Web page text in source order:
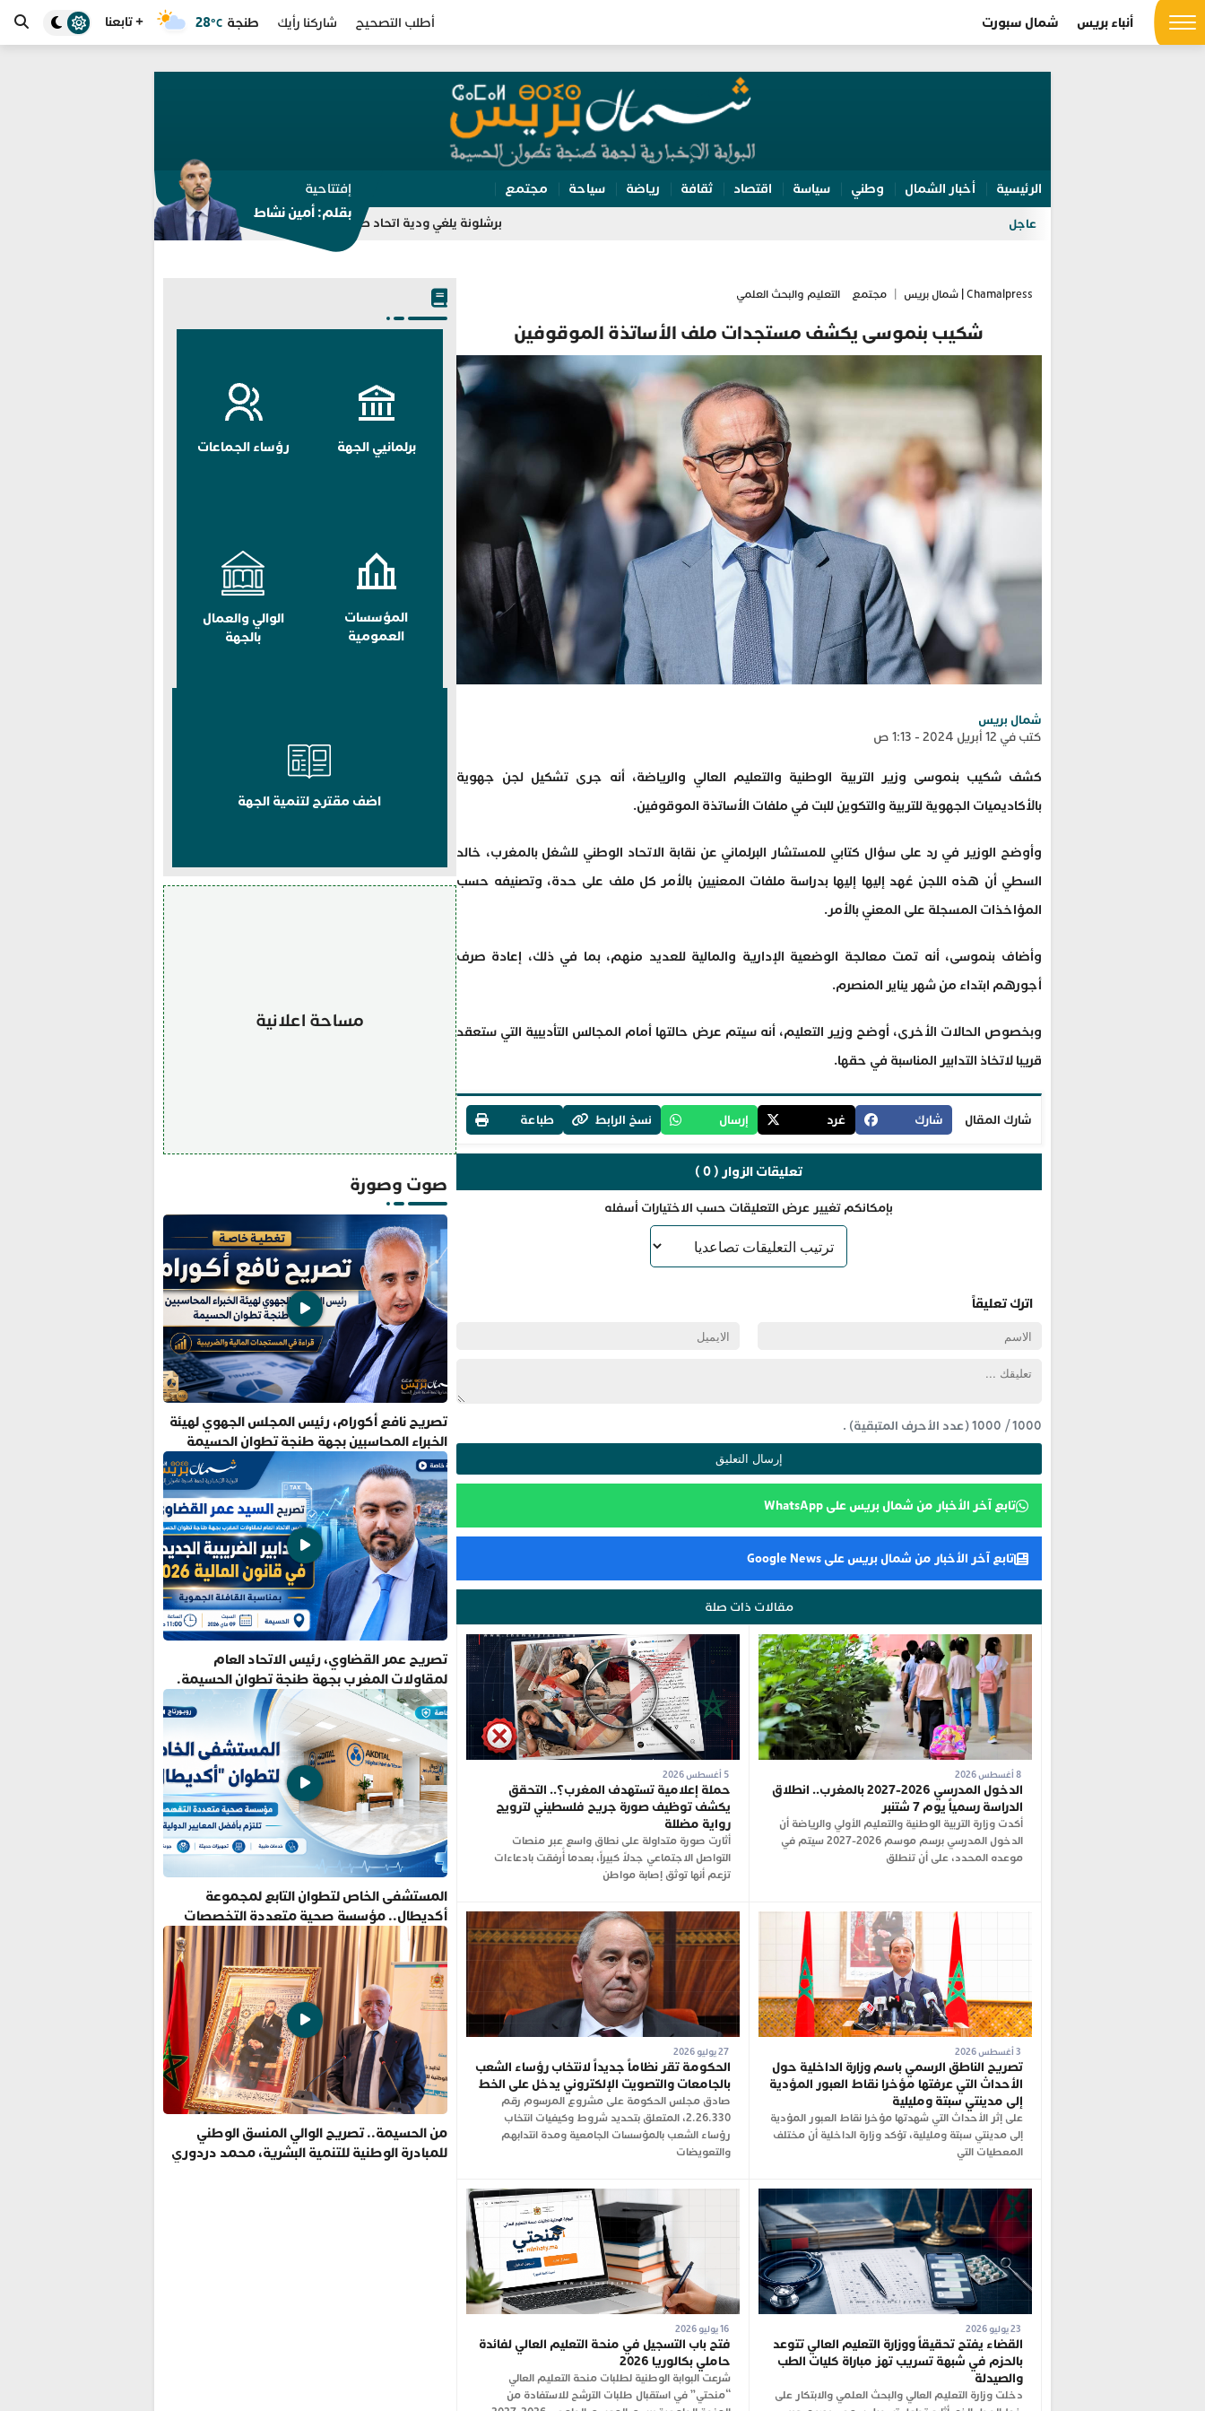
أنباء بريس شمال سبورت أطلب التصحيح شاركنا رأيك طنجة 28 °C + تابعنا
الرئيسية أخبار الشمال وطني سياسة اقتصاد ثقافة رياضة سياحة مجتمع
عاجل برشلونة يلغي ودية اتحاد طنجة.. تضارب بشأن الأسباب وفليك يبحث عن بديل
إفتتاحية
بقلم: أمين نشاط
Chamalpress | شمال بريس مجتمع التعليم والبحث العلمي
شكيب بنموسى يكشف مستجدات ملف الأساتذة الموقوفين
شمال بريس
كتب في 12 أبريل 2024 - 1:13 ص
كشف شكيب بنموسى وزير التربية الوطنية والتعليم العالي والرياضة، أنه جرى تشكيل لجن جهوية
بالأكاديميات الجهوية للتربية والتكوين للبت في ملفات الأساتذة الموقوفين.
وأوضح الوزير في رد على سؤال كتابي للمستشار البرلماني عن نقابة الاتحاد الوطني للشغل بالمغرب، خالد
السطي أن هذه اللجن عُهد إليها إليها بدراسة ملفات المعنيين بالأمر كل ملف على حدة، وتصنيفه حسب
المؤاخذات المسجلة على المعني بالأمر.
وأضاف بنموسى، أنه تمت معالجة الوضعية الإدارية والمالية للعديد منهم، بما في ذلك، إعادة صرف
أجورهم ابتداء من شهر يناير المنصرم.
وبخصوص الحالات الأخرى، أوضح وزير التعليم، أنه سيتم عرض حالتها أمام المجالس التأديبية التي ستعقد
قريبا لاتخاذ التدابير المناسبة في حقها.
شارك المقال شارك غرد إرسال نسخ الرابط طباعة
تعليقات الزوار ( 0 )
بإمكانكم تغيير عرض التعليقات حسب الاختيارات أسفله
اترك تعليقاً
1000
/
1000(عدد الأحرف المتبقية) .
تابع آخر الأخبار من شمال بريس على WhatsApp
تابع آخر الأخبار من شمال بريس على Google News
مقالات ذات صلة
الدخول المدرسي 2026-2027 بالمغرب.. انطلاق
الدراسة رسمياً يوم 7 شتنبر
أكدت وزارة التربية الوطنية والتعليم الأولي والرياضة أن
الدخول المدرسي برسم موسم 2026-2027 سيتم في
موعده المحدد، على أن تنطلق
5 أغسطس 2026
حملة إعلامية تستهدف المغرب؟.. التحقق
يكشف توظيف صورة جريح فلسطيني لترويج
رواية مضللة
أثارت صورة متداولة على نطاق واسع عبر منصات
التواصل الاجتماعي جدلاً كبيراً، بعدما أُرفقت بادعاءات
تزعم أنها توثق إصابة مواطن
تصريح الناطق الرسمي باسم وزارة الداخلية حول
الأحداث التي عرفتها مؤخرا نقاط العبور المؤدية
إلى مدينتي سبتة ومليلية
على إثر الأحداث التي شهدتها مؤخرا نقاط العبور المؤدية
إلى مدينتي سبتة ومليلية، تؤكد وزارة الداخلية أن مختلف
المعطيات التي
27 يوليو 2026
الحكومة تقر نظاماً جديداً لانتخاب رؤساء الشعب
بالجامعات والتصويت الإلكتروني يدخل على الخط
صادق مجلس الحكومة على مشروع المرسوم رقم
2.26.330، المتعلق بتحديد شروط وكيفيات انتخاب
رؤساء الشعب بالمؤسسات الجامعية ومدة انتدابهم
والتعويضات
القضاء يفتح تحقيقاً ووزارة التعليم العالي تتوعد
بالحزم في شبهة تسريب تهز مباراة كليات الطب
والصيدلة
دخلت وزارة التعليم العالي والبحث العلمي والابتكار على
16 يوليو 2026
فتح باب التسجيل في منحة التعليم العالي لفائدة
حاملي بكالوريا 2026
شرعت البوابة الوطنية لطلبات منحة التعليم العالي
“منحتي” في استقبال طلبات الترشح للاستفادة من
برلمانيي الجهة رؤساء الجماعات
المؤسسات
العمومية
الوالي والعمال
بالجهة
اضف مقترح لتنمية الجهة
مساحة اعلانية
صوت وصورة
تصريح نافع أكورام، رئيس المجلس الجهوي لهيئة
الخبراء المحاسبين بجهة طنجة تطوان الحسيمة
تصريح عمر القضاوي، رئيس الاتحاد العام
لمقاولات المغرب بجهة طنجة تطوان الحسيمة.
المستشفى الخاص لتطوان التابع لمجموعة
أكديطال.. مؤسسة صحية متعددة التخصصات
تلتزم بأفضل المعايير الدولية
من الحسيمة.. تصريح الوالي المنسق الوطني
للمبادرة الوطنية للتنمية البشرية، محمد دردوري